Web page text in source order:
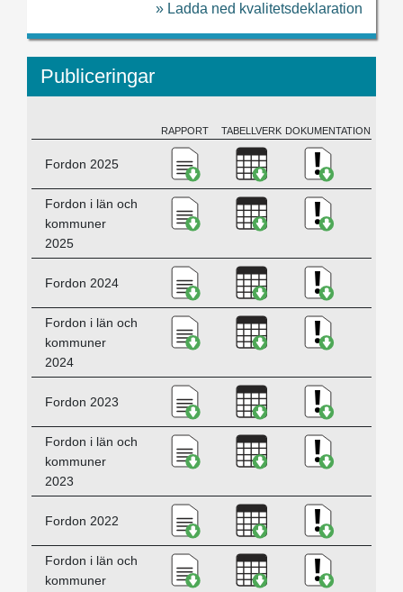
» Ladda ned kvalitetsdeklaration
Publiceringar
BESKRIVNING
RAPPORT TABELLVERK DOKUMENTATION
Fordon 2025 Ladda ner Fordon 2025, PDF
Ladda ner Fordon
Ladda ner
Fordon i län och
kommuner
2025
Ladda ner Fordon i län och
Ladda ner Fordon i
Ladda ner
Fordon 2024 Ladda ner Fordon 2024, PDF
Ladda ner Fordon
Ladda ner
Fordon i län och
kommuner
2024
Ladda ner Fordon i län och
Ladda ner Fordon i
Ladda ner
Fordon 2023 Ladda ner Fordon 2023, PDF
Ladda ner Fordon
Ladda ner
Fordon i län och
kommuner
2023
Ladda ner Fordon i län och
Ladda ner Fordon i
Ladda ner
Fordon 2022 Ladda ner Fordon 2022, PDF
Ladda ner Fordon
Ladda ner
Fordon i län och
kommuner
Ladda ner Fordon i län och
Ladda ner Fordon i
Ladda ner